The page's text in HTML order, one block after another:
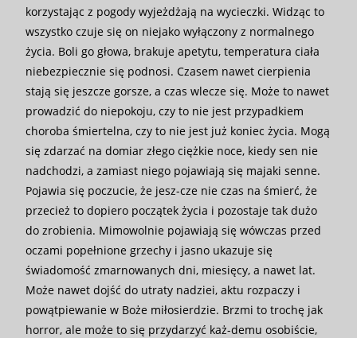
korzystając z pogody wyjeżdżają na wycieczki. Widząc to
wszystko czuje się on niejako wyłączony z normalnego
życia. Boli go głowa, brakuje apetytu, temperatura ciała
niebezpiecznie się podnosi. Czasem nawet cierpienia
stają się jeszcze gorsze, a czas wlecze się. Może to nawet
prowadzić do niepokoju, czy to nie jest przypadkiem
choroba śmiertelna, czy to nie jest już koniec życia. Mogą
się zdarzać na domiar złego ciężkie noce, kiedy sen nie
nadchodzi, a zamiast niego pojawiają się majaki senne.
Pojawia się poczucie, że jesz-cze nie czas na śmierć, że
przecież to dopiero początek życia i pozostaje tak dużo
do zrobienia. Mimowolnie pojawiają się wówczas przed
oczami popełnione grzechy i jasno ukazuje się
świadomość zmarnowanych dni, miesięcy, a nawet lat.
Może nawet dojść do utraty nadziei, aktu rozpaczy i
powątpiewanie w Boże miłosierdzie. Brzmi to trochę jak
horror, ale może to się przydarzyć każ-demu osobiście,